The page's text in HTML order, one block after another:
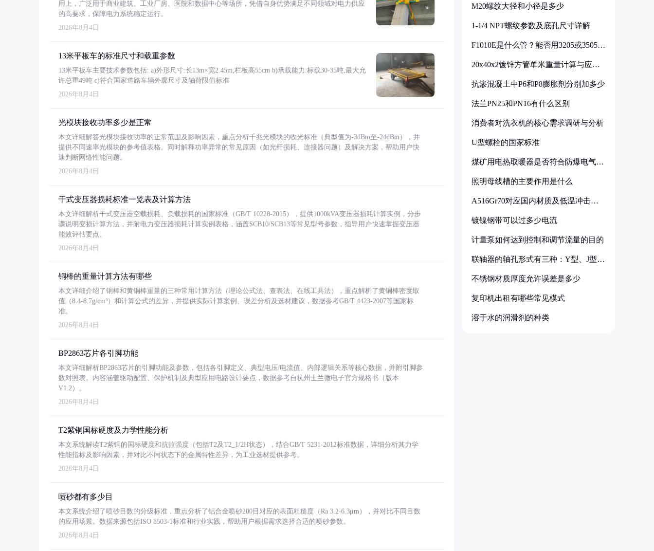
用上，广泛用于商业建筑、工业厂房、医院和数据中心等场所，凭借自身优势满足不同领域对电力供应
的高要求，保障电力系统稳定运行。
2026年8月4日
13米平板车的标准尺寸和载重参数
13米平板车主要技术参数包括: a)外形尺寸:长13m×宽2.45m,栏板高55cm b)承载能力:标载30-35吨,最大允
许总重49吨 c)符合国家道路车辆外廓尺寸及轴荷限值标准
2026年8月4日
光模块接收功率多少是正常
本文详细解答光模块接收功率的正常范围及影响因素，重点分析千兆光模块的收光标准（典型值为-3dBm至-24dBm），并
提供不同速率光模块的参考值表格。同时解释功率异常的常见原因（如光纤损耗、连接器问题）及解决方案，帮助用户快
速判断网络性能问题。
2026年8月4日
干式变压器损耗标准一览表及计算方法
本文详细解析干式变压器空载损耗、负载损耗的国家标准（GB/T 10228-2015），提供1000kVA变压器损耗计算实例，分步
骤说明变损计算方法，并附电力变压器损耗计算实例表格，涵盖SCB10/SCB13等常见型号参数，指导用户快速掌握变压器
能效评估要点。
2026年8月4日
铜棒的重量计算方法有哪些
本文详细介绍了铜棒和黄铜棒重量的三种常用计算方法（理论公式法、查表法、在线工具法），重点解析了黄铜棒密度取
值（8.4-8.7g/cm³）和计算公式的差异，并提供实际计算案例、误差分析及选材建议，数据参考GB/T 4423-2007等国家标
准。
2026年8月4日
BP2863芯片各引脚功能
本文详细解析BP2863芯片的引脚功能及参数，包括各引脚定义、典型电压/电流值、内部逻辑关系等核心数据，并附引脚参
数对照表。内容涵盖驱动配置、保护机制及典型应用电路设计要点，数据参考自杭州士兰微电子官方规格书（版本
V1.2）。
2026年8月4日
T2紫铜国标硬度及力学性能分析
本文系统解读T2紫铜的国标硬度和抗拉强度（包括T2及T2_1/2H状态），结合GB/T 5231-2012标准数据，详细分析其力学
性能指标及影响因素，并对比不同状态下的金属特性差异，为工业选材提供参考。
2026年8月4日
喷砂都有多少目
本文系统介绍了喷砂目数的分级标准，重点分析了铝合金喷砂200目对应的表面粗糙度（Ra 3.2-6.3μm），并对比不同目数
的应用场景。数据来源包括ISO 8503-1标准和行业实践，帮助用户根据需求选择合适的喷砂参数。
2026年8月4日
M20螺纹大径和小径是多少
1-1/4 NPT螺纹参数及底孔尺寸详解
F1010E是什么管？能否用3205或3505代
20x40x2镀锌方管单米重量计算与应用
抗渗混凝土中P6和P8膨胀剂分别加多少
法兰PN25和PN16有什么区别
消费者对洗衣机的核心需求调研与分析
U型螺栓的国家标准
煤矿用电热取暖器是否符合防爆电气设
照明母线槽的主要作用是什么
A516Gr70对应国内材质及低温冲击要
镀镍钢带可以过多少电流
计量泵如何达到控制和调节流量的目的
联轴器的轴孔形式有三种：Y型、J型、
不锈钢材质厚度允许误差是多少
复印机出租有哪些常见模式
溶于水的润滑剂的种类